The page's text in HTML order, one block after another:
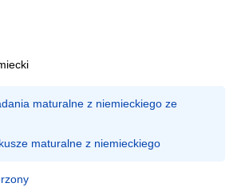
maturalne z niemieckiego ze
maturalne z niemieckiego